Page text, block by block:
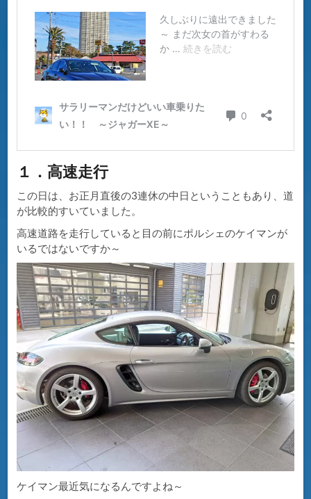
１．高速走行
この日は、お正月直後の3連休の中日ということもあり、道
が比較的すいていました。
高速道路を走行していると目の前にポルシェのケイマンが
いるではないですか～
ケイマン最近気になるんですよね～